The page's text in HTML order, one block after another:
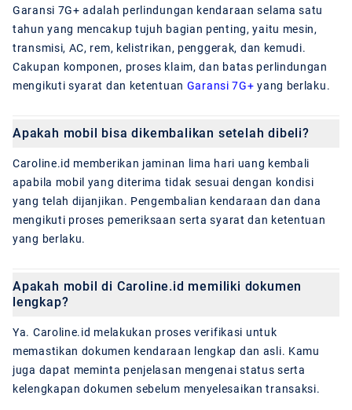
Garansi 7G+ adalah perlindungan kendaraan selama satu
tahun yang mencakup tujuh bagian penting, yaitu mesin,
transmisi, AC, rem, kelistrikan, penggerak, dan kemudi.
Cakupan komponen, proses klaim, dan batas perlindungan
mengikuti syarat dan ketentuan Garansi 7G+ yang berlaku.
Apakah mobil bisa dikembalikan setelah dibeli?
Caroline.id memberikan jaminan lima hari uang kembali
apabila mobil yang diterima tidak sesuai dengan kondisi
yang telah dijanjikan. Pengembalian kendaraan dan dana
mengikuti proses pemeriksaan serta syarat dan ketentuan
yang berlaku.
Apakah mobil di Caroline.id memiliki dokumen
lengkap?
Ya. Caroline.id melakukan proses verifikasi untuk
memastikan dokumen kendaraan lengkap dan asli. Kamu
juga dapat meminta penjelasan mengenai status serta
kelengkapan dokumen sebelum menyelesaikan transaksi.